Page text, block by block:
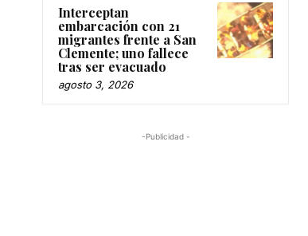
Interceptan
embarcación con 21
migrantes frente a San
Clemente; uno fallece
tras ser evacuado
agosto 3, 2026
-Publicidad -